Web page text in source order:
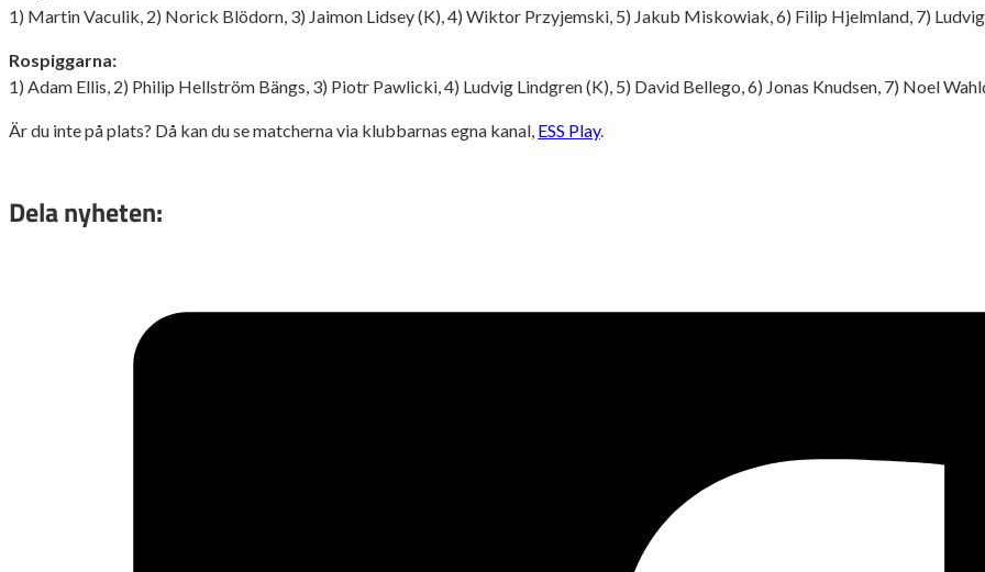
1) Martin Vaculik, 2) Norick Blödorn, 3) Jaimon Lidsey (K), 4) Wiktor Przyjemski, 5) Jakub Miskowiak, 6) Filip Hjelmland, 7) Ludvig
Rospiggarna:
1) Adam Ellis, 2) Philip Hellström Bängs, 3) Piotr Pawlicki, 4) Ludvig Lindgren (K), 5) David Bellego, 6) Jonas Knudsen, 7) Noel
Är du inte på plats? Då kan du se matcherna via klubbarnas egna kanal, ESS Play.
Dela nyheten: